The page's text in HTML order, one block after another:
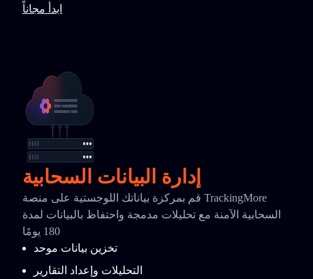
ابدأ مجاناً
إدارة البيانات السحابية
قم بمركزة بياناتك اللوجستية على منصة TrackingMore
السحابية الآمنة مع تحليلات مدمجة واحتفاظ بالبيانات لمدة
180 يومًا
تخزين بيانات موحد
التحليلات وإعداد التقارير